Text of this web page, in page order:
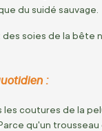
du suidé sauvage.
soies de la
:
les coutures de la
qu'un